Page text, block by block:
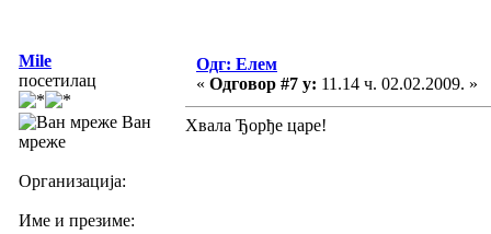
Mile
посетилац
Ван
мреже
Организација:
Име и презиме:
Одг: Елем
« Одговор #7 у: 11.14 ч. 02.02.2009. »
Хвала Ђорђе царе!